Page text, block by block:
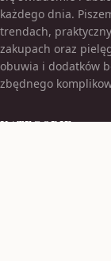
każdego dnia.
trendach,
zakupach oraz
obuwia i dodatków
zbędnego
KATEGORIE